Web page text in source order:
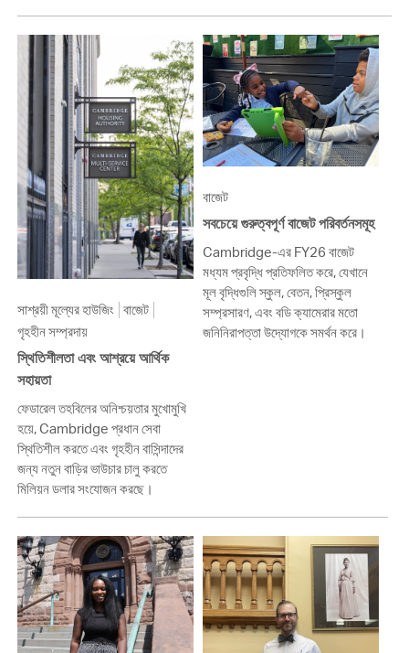
সাশ্রয়ী মূল্যের হাউজিং বাজেট
গৃহহীন সম্প্রদায়
স্থিতিশীলতা এবং আশ্রয়ে আর্থিক
সহায়তা
ফেডারেল তহবিলের অনিশ্চয়তার মুখোমুখি
হয়ে, Cambridge প্রধান সেবা
স্থিতিশীল করতে এবং গৃহহীন বাসিন্দাদের
জন্য নতুন বাড়ির ভাউচার চালু করতে
মিলিয়ন ডলার সংযোজন করছে।
বাজেট
সবচেয়ে গুরুত্বপূর্ণ বাজেট পরিবর্তনসমূহ
Cambridge-এর FY26 বাজেট
মধ্যম প্রবৃদ্ধি প্রতিফলিত করে, যেখানে
মূল বৃদ্ধিগুলি স্কুল, বেতন, প্রিস্কুল
সম্প্রসারণ, এবং বডি ক্যামেরার মতো
জনিনিরাপত্তা উদ্যোগকে সমর্থন করে।